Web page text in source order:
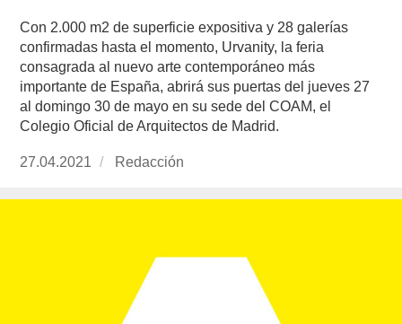
Con 2.000 m2 de superficie expositiva y 28 galerías
confirmadas hasta el momento, Urvanity, la feria
consagrada al nuevo arte contemporáneo más
importante de España, abrirá sus puertas del jueves 27
al domingo 30 de mayo en su sede del COAM, el
Colegio Oficial de Arquitectos de Madrid.
Publicado
27.04.2021 https://www.experimenta.es/author/redaccion/
Redacción